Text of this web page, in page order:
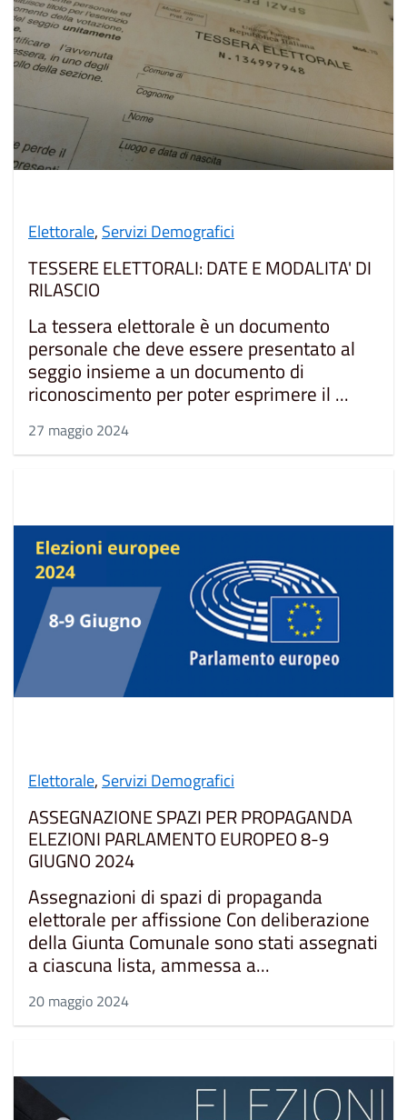
Elettorale, Servizi Demografici
TESSERE ELETTORALI: DATE E MODALITA' DI
RILASCIO
La tessera elettorale è un documento
personale che deve essere presentato al
seggio insieme a un documento di
riconoscimento per poter esprimere il ...
27 maggio 2024
Elettorale, Servizi Demografici
ASSEGNAZIONE SPAZI PER PROPAGANDA
ELEZIONI PARLAMENTO EUROPEO 8-9
GIUGNO 2024
Assegnazioni di spazi di propaganda
elettorale per affissione Con deliberazione
della Giunta Comunale sono stati assegnati
a ciascuna lista, ammessa a...
20 maggio 2024